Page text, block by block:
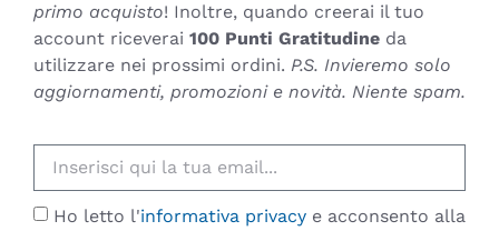
primo acquisto! Inoltre, quando creerai il tuo
account riceverai 100 Punti Gratitudine da
utilizzare nei prossimi ordini. P.S. Invieremo solo
aggiornamenti, promozioni e novità. Niente spam.
Ho letto l'informativa privacy e acconsento alla